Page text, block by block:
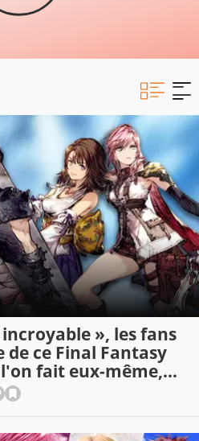
», les fans
ce Final Fantasy
fait eux-même,